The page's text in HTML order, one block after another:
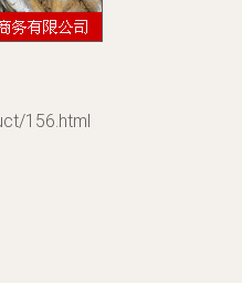
156.html